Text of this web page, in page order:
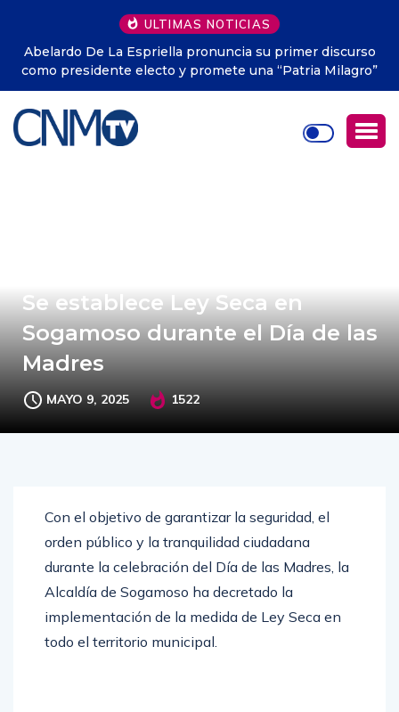
ULTIMAS NOTICIAS
Colombia tendrá un nuevo festivo nacional en honor a la
Virgen de Chiquinquirá
Se establece Ley Seca en
Sogamoso durante el Día de las
Madres
MAYO 9, 2025 1522
Con el objetivo de garantizar la seguridad, el
orden público y la tranquilidad ciudadana
durante la celebración del Día de las Madres, la
Alcaldía de Sogamoso ha decretado la
implementación de la medida de Ley Seca en
todo el territorio municipal.